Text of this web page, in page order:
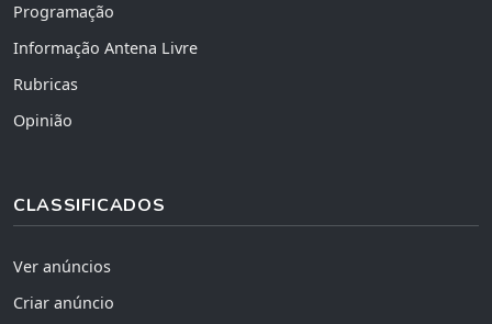
Programação
Informação Antena Livre
Rubricas
Opinião
CLASSIFICADOS
Ver anúncios
Criar anúncio